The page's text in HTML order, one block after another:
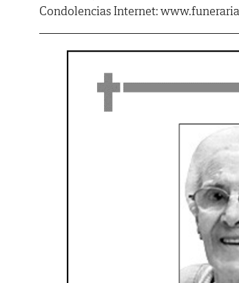
Condolencias Internet: